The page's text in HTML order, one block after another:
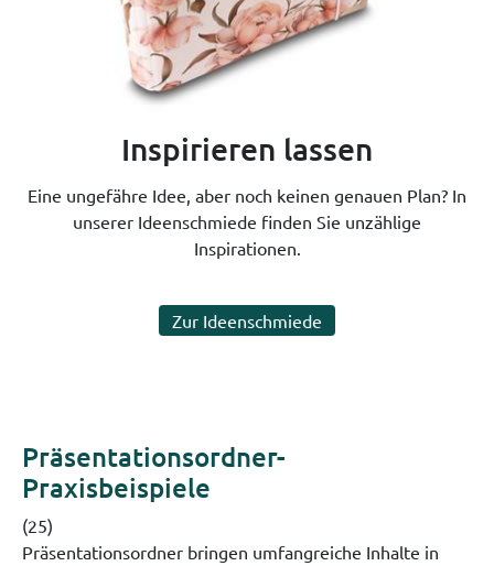
Inspirieren lassen
Eine ungefähre Idee, aber noch keinen genauen Plan? In
unserer Ideenschmiede finden Sie unzählige
Inspirationen.
Zur Ideenschmiede
Präsentationsordner-
Praxisbeispiele
(25)
Präsentationsordner bringen umfangreiche Inhalte in